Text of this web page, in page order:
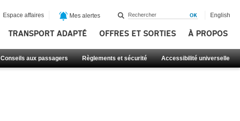
TRANSPORT ADAPTÉ OFFRES ET SORTIES À PROPOS
Conseils aux passagers Règlements et sécurité Accessibilité universelle
Espace affaires Mes alertes English